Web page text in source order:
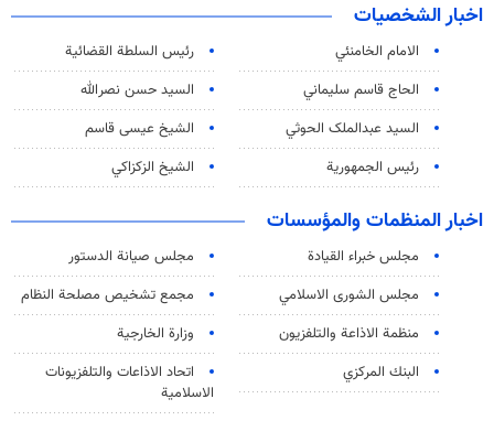
اخبار الشخصيات
الامام الخامنئي
رئیس السلطة القضائیة
الحاج قاسم سليماني
السيد حسن نصرالله
السید عبدالملک الحوثي
الشيخ عيسى قاسم
رئيس الجمهورية
الشيخ الزكزاكي
اخبار المنظمات والمؤسسات
مجلس خبراء القيادة
مجلس صيانة الدستور
مجلس الشورى الاسلامي
مجمع تشخيص مصلحة النظام
منظمة الاذاعة والتلفزیون
وزارة الخارجية
البنك المركزي
اتحاد الاذاعات والتلفزيونات
الاسلامية